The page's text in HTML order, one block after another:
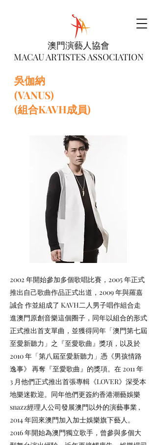
澳門演藝人協會
MACAU ARTISTES ASSOCIATION
吳伽納
(VANUS)
(組合KAVH成員)
2002 年開始參加多個歌唱比賽，2005 年正式
推出自己歌曲作品正式出道，2009 年與羅嘉
誠合 作並組成了 KAVH二人男子唱作組合走
進澳門原創音樂這個圈子，同年以組合的形式
正式推出首支單曲，並獲得同年「澳門第七屆
至愛新聽力」之『至愛歌曲』獎項，以及於
2010 年「第八屆至愛新聽力」憑《男孩情路
逸事》 再奪『至愛歌曲』的獎項。在 2011 年
3 月他們正式推出首張專輯《LOVER》深受本
地樂迷歡迎。同年他們更簽約香港潮藝娛樂
snazz經理人公司發展澳門以外的演藝事業 ,
2014 年回來澳門加入加士娛樂旗下藝人。
2016 年開始為澳門獨立歌手，曾參與多個大